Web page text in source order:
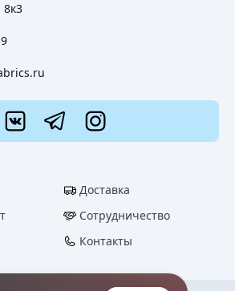
8к3
Доставка
Сотрудничество
Контакты